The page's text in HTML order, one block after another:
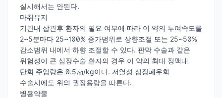
실시해서는 안된다.
마취유지
기관내 삽관후 환자의 필요 여부에 따라 이 약의 투여속도를
2~5분마다 25~100% 증가범위로 상향조절 또는 25~50%
감소범위 내에서 하향 조절할 수 있다. 판막 수술과 같은
위험성이 큰 심장수술 환자의 경우 이 약의 최대 정맥내
단회 주입량은 0.5㎍/kg이다. 저열성 심장폐우회
수술시에도 위의 권장용량을 따른다.
병용약물